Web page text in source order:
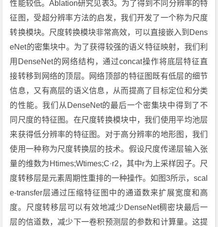
性能较低。Ablation研究见表3。为了得到不同分辨率的特
征图，受超分辨率方法的启发，我们开发了一个称为尺度
转换模块。尺度转换模块非常高效，可以直接嵌入到Dens
eNet的密集块中。为了获得较强的语义特征映射，我们利
用DenseNet的网络结构，通过concat操作将底层特征直
接转移到网络的顶层。网络顶部的特征图既有低层的细节
信息，又有高层的语义信息，从而提高了目标定位和分类
的性能。我们从DenseNet的最后一个密集块中得到了不
同尺度的特征图。在尺度转换模块中，我们使用平均池层
来获得低分辨率的特征图。对于高分辨率的地形图，我们
使用一种称为尺度转换层的技术。假设尺度传递层输入张
量的维数为Htimes;Wtimes;C·r2，其中r为上采样因子。尺
度转移层是元素周期性重排的一种操作。如图3所示，scal
e-transfer层通过压缩特征图中的通道数来扩展宽度和高
度。尺度转移层可以有效地减少DenseNet稠密块最后一
层的信道数，减少下一卷积预测层的参数和计算量。这提